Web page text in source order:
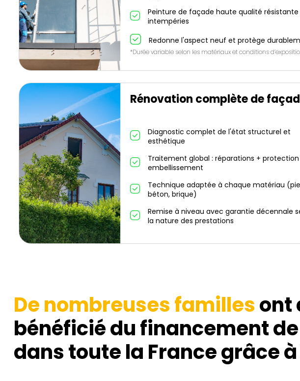
Peinture de façade haute qualité résistante
intempéries
Redonne l'aspect neuf et protège
*Durée variable selon les matériaux et conditions
Rénovation complète de
Diagnostic complet de l'état structurel et
esthétique
Traitement global : réparations + protection
embellissement
Technique adaptée à chaque matériau
béton, brique)
Remise à niveau avec garantie décennale
la nature des prestations
De nombreuses famillesont
bénéficié du financement
dans toute la France grâce à